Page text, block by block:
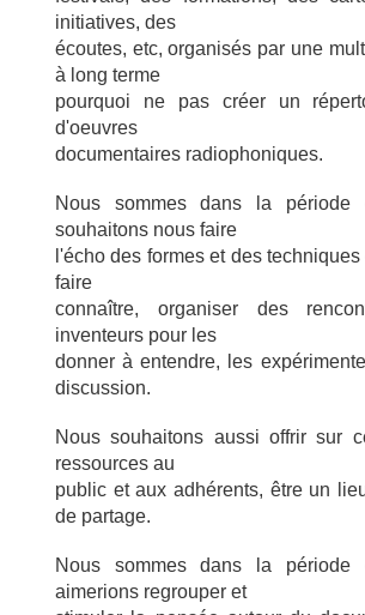
initiatives, des
écoutes, etc, organisés par une
à long terme
pourquoi ne pas créer un
d'oeuvres
documentaires radiophoniques.
Nous sommes dans la période
souhaitons nous faire
l'écho des formes et des
faire
connaître, organiser des
inventeurs pour les
donner à entendre, les
discussion.
Nous souhaitons aussi offrir sur
ressources au
public et aux adhérents, être un
de partage.
Nous sommes dans la période
aimerions regrouper et